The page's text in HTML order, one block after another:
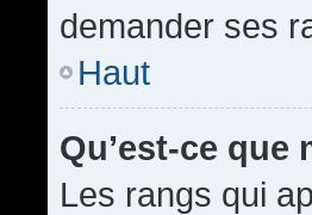
demander ses
Haut
Qu’est-ce
Les rangs qui